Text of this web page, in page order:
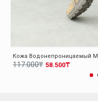
58.500₸
117.000₸